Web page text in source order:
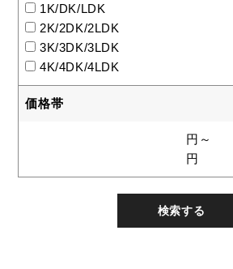
1K/DK/LDK
2K/2DK/2LDK
3K/3DK/3LDK
4K/4DK/4LDK
価格帯
円～
円